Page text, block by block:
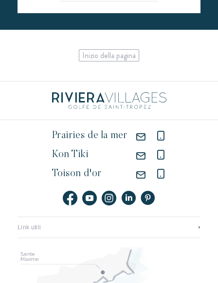
Inizio della pagina
Prairies de la mer
Kon Tiki
Toison d'or
Link utili
Reclutamento